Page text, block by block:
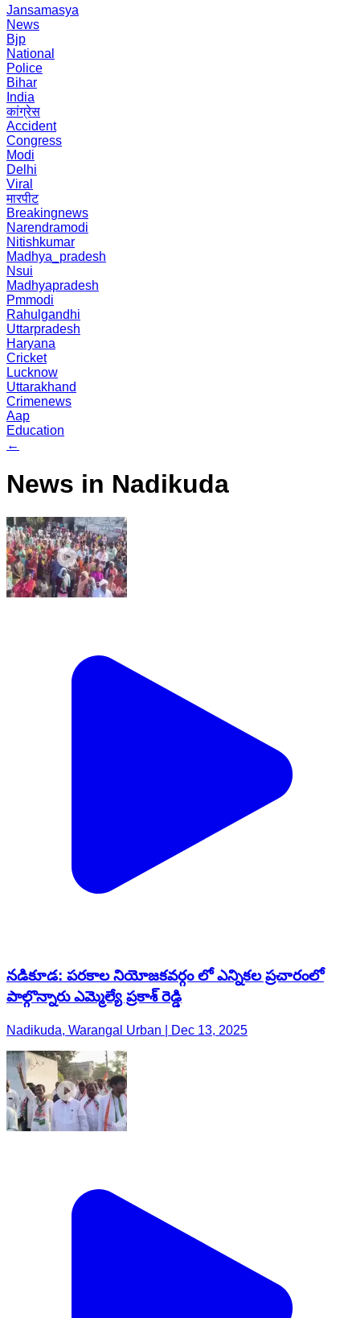
Jansamasya
News
Bjp
National
Police
Bihar
India
कांग्रेस
Accident
Congress
Modi
Delhi
Viral
मारपीट
Breakingnews
Narendramodi
Nitishkumar
Madhya_pradesh
Nsui
Madhyapradesh
Pmmodi
Rahulgandhi
Uttarpradesh
Haryana
Cricket
Lucknow
Uttarakhand
Crimenews
Aap
Education
←
News in Nadikuda
నడికూడ: పరకాల నియోజకవర్గం లో ఎన్నికల ప్రచారంలో
పాల్గొన్నారు ఎమ్మెల్యే ప్రకాశ్ రెడ్డి
Nadikuda, Warangal Urban | Dec 13, 2025